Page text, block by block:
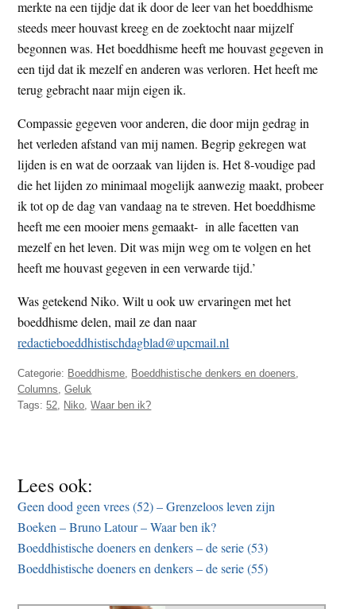
merkte na een tijdje dat ik door de leer van het boeddhisme
steeds meer houvast kreeg en de zoektocht naar mijzelf
begonnen was. Het boeddhisme heeft me houvast gegeven in
een tijd dat ik mezelf en anderen was verloren. Het heeft me
terug gebracht naar mijn eigen ik.
Compassie gegeven voor anderen, die door mijn gedrag in
het verleden afstand van mij namen. Begrip gekregen wat
lijden is en wat de oorzaak van lijden is. Het 8-voudige pad
die het lijden zo minimaal mogelijk aanwezig maakt, probeer
ik tot op de dag van vandaag na te streven. Het boeddhisme
heeft me een mooier mens gemaakt- in alle facetten van
mezelf en het leven. Dit was mijn weg om te volgen en het
heeft me houvast gegeven in een verwarde tijd.’
Was getekend Niko. Wilt u ook uw ervaringen met het
boeddhisme delen, mail ze dan naar
redactieboeddhistischdagblad@upcmail.nl
Categorie: Boeddhisme Boeddhistische denkers en doeners
Columns ,Geluk
Tags:52 Niko ,Waar ben ik?
Lees ook:
Geen dood geen vrees (52) – Grenzeloos leven zijn
Boeken – Bruno Latour – Waar ben ik?
Boeddhistische doeners en denkers – de serie (53)
Boeddhistische doeners en denkers – de serie (55)